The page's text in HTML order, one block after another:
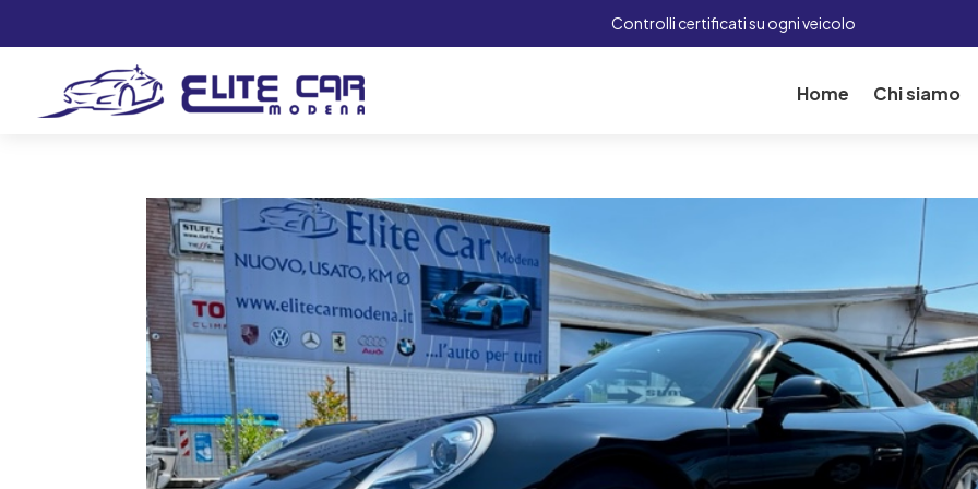
Controlli certificati su ogni veicolo
Home Chi siamo